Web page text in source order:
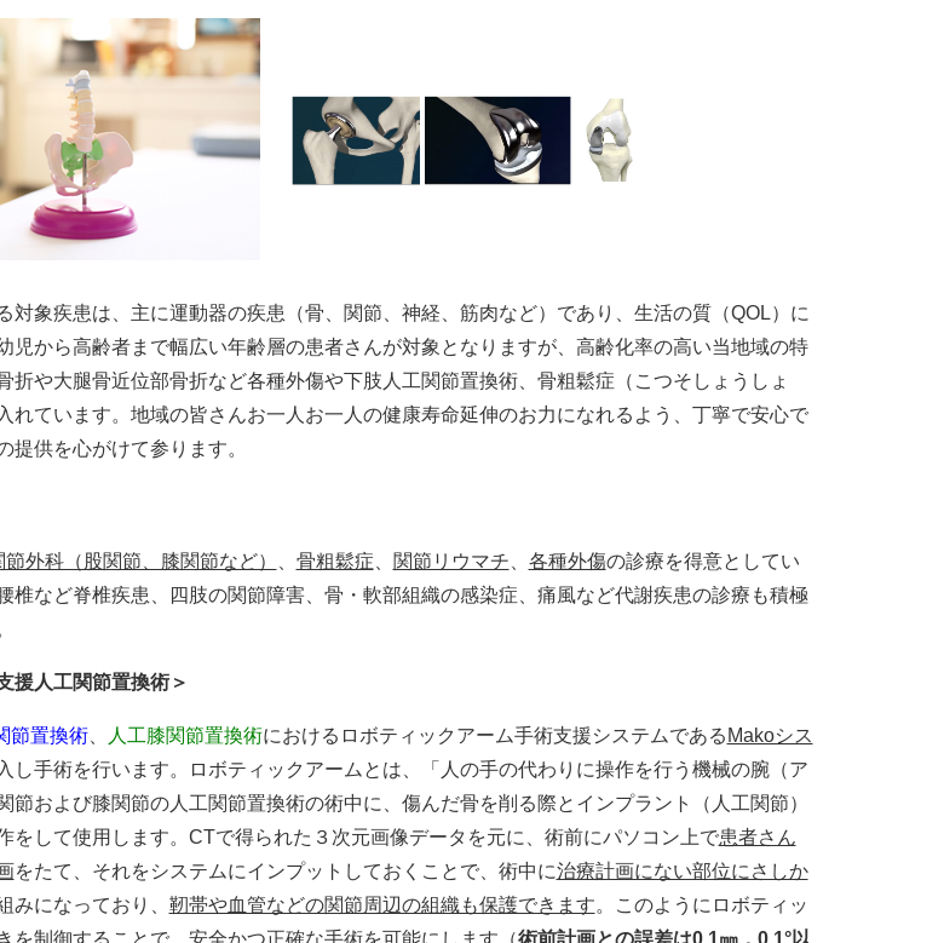
対象疾患は、主に運動器の疾患（骨、関節、神経、筋肉など）であり、生活の質（QOL）に
児から高齢者まで幅広い年齢層の患者さんが対象となりますが、高齢化率の高い当地域の特
折や大腿骨近位部骨折など各種外傷や下肢人工関節置換術、骨粗鬆症（こつそしょうしょ
れています。地域の皆さんお一人お一人の健康寿命延伸のお力になれるよう、丁寧で安心で
提供を心がけて参ります。
外科（股関節、膝関節など） 骨粗鬆症 関節リウマチ 各種外傷の診療を得意としてい
椎など脊椎疾患、四肢の関節障害、骨・軟部組織の感染症、痛風など代謝疾患の診療も積極
援人工関節置換術＞
節置換術、 人工膝関節置換術におけるロボティックアーム手術支援システムである Makoシス
し手術を行います。ロボティックアームとは、「人の手の代わりに操作を行う機械の腕（ア
節および膝関節の人工関節置換術の術中に、傷んだ骨を削る際とインプラント（人工関節）
をして使用します。CTで得られた３次元画像データを元に、術前にパソコン上で患者さん
をたて、それをシステムにインプットしておくことで、術中に治療計画にない部位にさしか
みになっており、 靭帯や血管などの関節周辺の組織も保護できます。このようにロボティッ